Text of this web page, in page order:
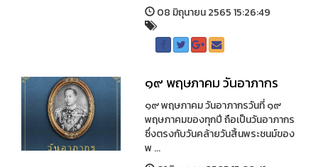
08 มิถุนายน 2565 15:26:49
๑๙ พฤษภาคม วันอาภากร
๑๙ พฤษภาคม วันอาภากรวันที่ ๑๙
พฤษภาคมของทุกปี ถือเป็นวันอาภากร
ซึ่งตรงกับวันคล้ายวันสิ้นพระชนม์ของ
พ ...